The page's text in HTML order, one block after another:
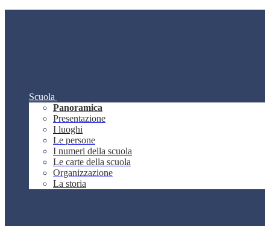
Scuola
Panoramica
Presentazione
I luoghi
Le persone
I numeri della scuola
Le carte della scuola
Organizzazione
La storia